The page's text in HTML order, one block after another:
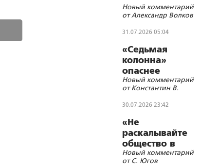
Новый комментарий
от Александр Волков
31.07.2026 05:04
«Седьмая
колонна»
опаснее
«пятой» и
«шестой»
Новый комментарий
от Константин В.
30.07.2026 23:42
«Не
раскалывайте
общество в
угоду врагам»
Новый комментарий
от С. Югов